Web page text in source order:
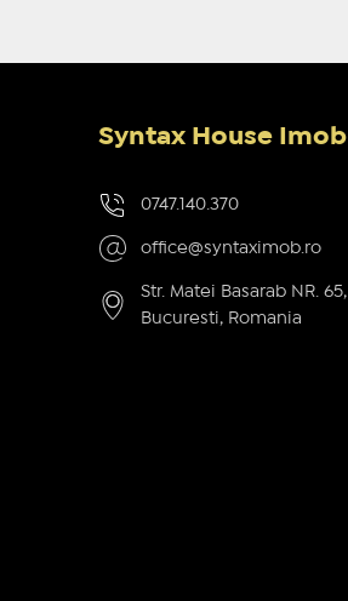
Syntax House Imob
0747.140.370
office@syntaximob.ro
Str. Matei Basarab NR. 65,
Bucuresti, Romania